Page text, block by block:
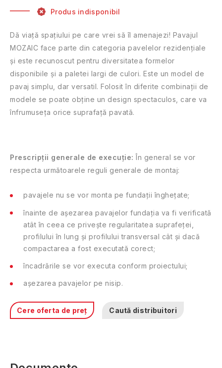
Produs indisponibil
Dă viață spațiului pe care vrei să îl amenajezi! Pavajul
MOZAIC face parte din categoria pavelelor rezidențiale
și este recunoscut pentru diversitatea formelor
disponibile și a paletei largi de culori. Este un model de
pavaj simplu, dar versatil. Folosit în diferite combinații de
modele se poate obține un design spectaculos, care va
înfrumuseța orice suprafaţă pavată.
Prescripții generale de execuție: În general se vor
respecta următoarele reguli generale de montaj:
pavajele nu se vor monta pe fundații înghețate;
înainte de așezarea pavajelor fundația va fi verificată
atât în ceea ce privește regularitatea suprafeței,
profilului în lung și profilului transversal cât și dacă
compactarea a fost executată corect;
încadrările se vor executa conform proiectului;
așezarea pavajelor pe nisip.
Cere oferta de preț Caută distribuitori